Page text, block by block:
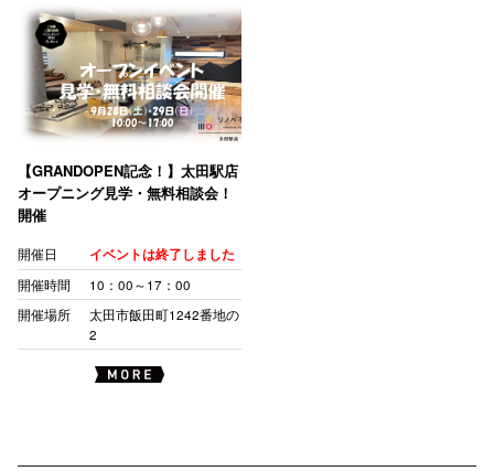
【GRANDOPEN記念！】太田駅店
オープニング見学・無料相談会！
開催
開催日 イベントは終了しました
開催時間
10：00～17：00
開催場所
太田市飯田町1242番地の
2